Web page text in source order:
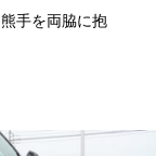
手を両脇に抱